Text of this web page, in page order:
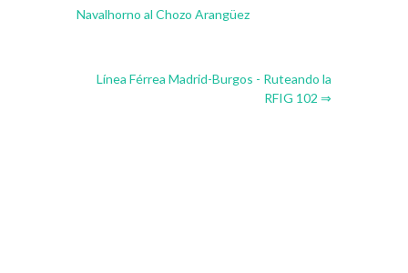
Navalhorno al Chozo Arangüez
Línea Férrea Madrid-Burgos - Ruteando la
RFIG 102 ⇒